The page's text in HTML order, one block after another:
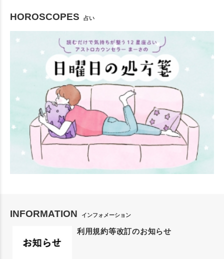
HOROSCOPES 占い
INFORMATION インフォメーション
利用規約等改訂のお知らせ